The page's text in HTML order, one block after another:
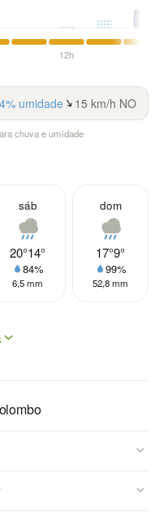
12h
umidade 15 km/h NO
chuva e umidade
sáb
20°14°
84%
6,5 mm
dom
17°9°
99%
52,8 mm